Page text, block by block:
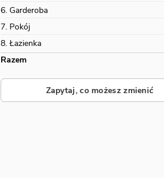
6. Garderoba
7. Pokój
8. Łazienka
Razem
Zapytaj, co możesz zmienić